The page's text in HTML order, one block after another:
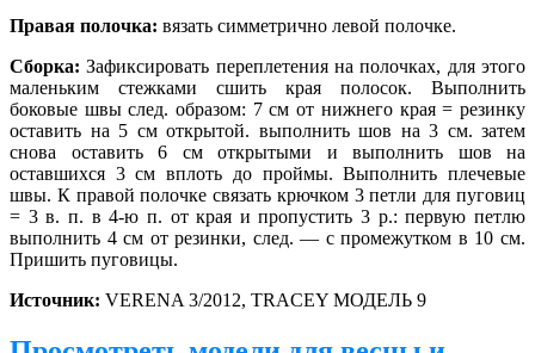
Правая полочка: вязать симметрично левой полочке.
Сборка: Зафиксировать переплетения на полочках, для этого
маленьким стежками сшить края полосок. Выполнить
боковые швы след. образом: 7 см от нижнего края = резинку
оставить на 5 см открытой. выполнить шов на 3 см. затем
снова оставить 6 см открытыми и выполнить шов на
оставшихся 3 см вплоть до проймы. Выполнить плечевые
швы. К правой полочке связать крючком 3 петли для пуговиц
= 3 в. п. в 4-ю п. от края и пропустить 3 р.: первую петлю
выполнить 4 см от резинки, след. — с промежутком в 10 см.
Пришить пуговицы.
Источник: VERENA 3/2012, TRACEY МОДЕЛЬ 9